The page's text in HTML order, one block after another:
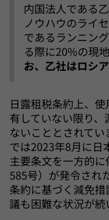
内国法人である
ノウハウのライ
であるランニン
る際に20%の現
お、乙社はロシ
日露租税条約上、
有していない限り
ないこととされて
では2023年8月に日
主要条文を一方的
585号）が発令され
条約に基づく減免
議も困難な状況が続